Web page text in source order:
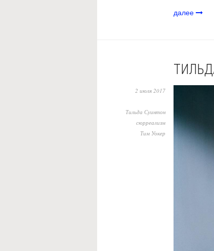
далее
2 июля 2017
Тильда Суинтон
сюрреализм
Тим Уокер